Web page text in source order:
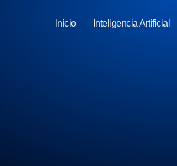
Inicio Inteligencia Artificial